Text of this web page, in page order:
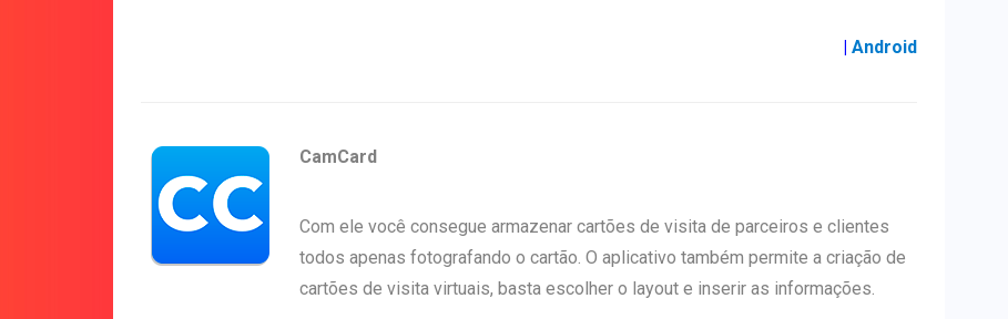
| Android
CamCard
Com ele você consegue armazenar cartões de visita de parceiros e clientes
todos apenas fotografando o cartão. O aplicativo também permite a criação de
cartões de visita virtuais, basta escolher o layout e inserir as informações.